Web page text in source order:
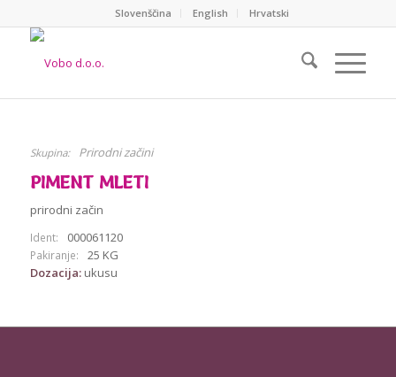
Slovenščina English Hrvatski
Skupina: Prirodni začini
PIMENT MLETI
prirodni začin
Ident: 000061120
Pakiranje:
25 KG
Dozacija: ukusu